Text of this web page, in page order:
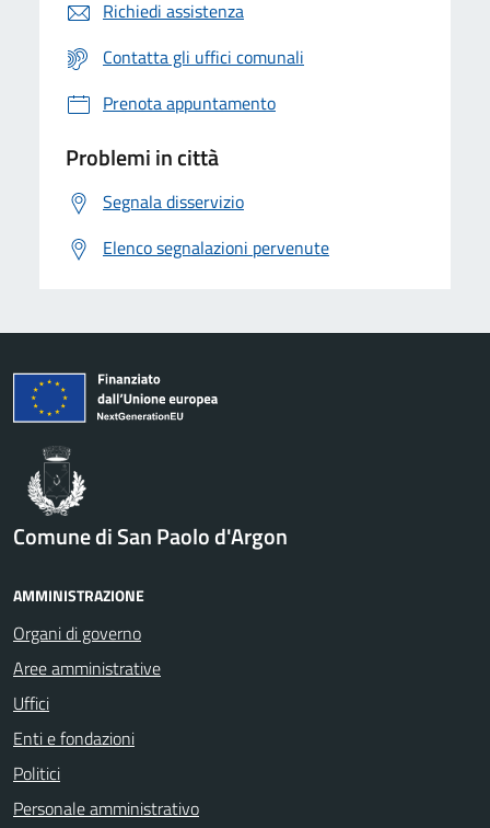
Richiedi assistenza
Contatta gli uffici comunali
Prenota appuntamento
Problemi in città
Segnala disservizio
Elenco segnalazioni pervenute
Comune di San Paolo d'Argon
AMMINISTRAZIONE
Organi di governo
Aree amministrative
Uffici
Enti e fondazioni
Politici
Personale amministrativo